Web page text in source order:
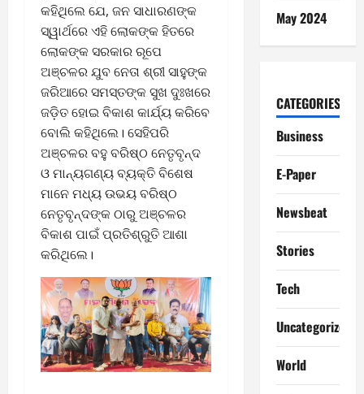
କହିଥିଲେ ଯେ, ଜନ ସାଧାରଣଙ୍କ
ସ୍ୱାର୍ଥରେ ଏହି ଲୋକଙ୍କ ହିତରେ
ଲୋକଙ୍କ ସରକାର ରୂପେ
ଅଞ୍ଚଳର ଯୁବ ନେତା ଶ୍ରୀ ସାହୁଙ୍କ
ଜରିଆରେ ସମସ୍ତଙ୍କ ସୁଖ ଦୁଃଖରେ
ଜଡ଼ିତ ହୋଇ ବିକାଶ କାର୍ଯ୍ୟ କରିବେ
ବୋଲି କହିଥିଲେ। ସେହିପରି
ଅଞ୍ଚଳର ବହୁ ବରିଷ୍ଠ ନେତୃବୃନ୍ଦ
ଓ ମାନ୍ୟଗଣ୍ୟ ବ୍ୟକ୍ତି ବିଶେଷ
ମାନେ ମଧ୍ୟ ଉଭୟ ବରିଷ୍ଠ
ନେତୃବୃନ୍ଦଙ୍କ ଠାରୁ ଅଞ୍ଚଳର
ବିକାଶ ପାଇଁ ପ୍ରତିଶ୍ରୁତି ଆଶା
କରିଥିଲେ।
May 2024
CATEGORIES
Business
E-Paper
Newsbeat
Stories
Tech
Uncategorized
World